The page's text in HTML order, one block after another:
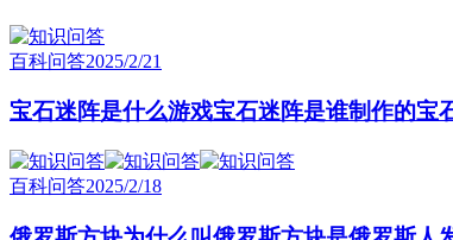
百科问答2025/2/21
宝石迷阵是什么游戏宝石迷阵是谁制作的宝
百科问答2025/2/18